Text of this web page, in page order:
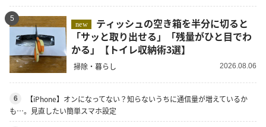
5
new
「サッと取り出せる」「残量がひと目でわ
かる」【トイレ収納術3選】
掃除・暮らし 2026.08.06
6
【iPhone】オンになってない？知らないうちに通信量が増えているか
も…。見直したい簡単スマホ設定